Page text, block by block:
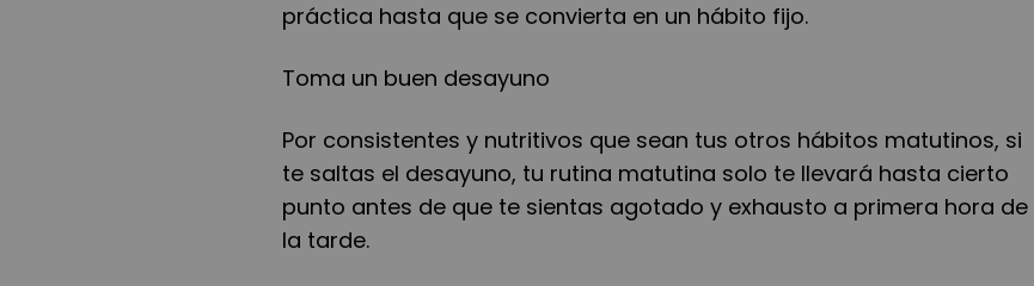
práctica hasta que se convierta en un hábito fijo.
Toma un buen desayuno
Por consistentes y nutritivos que sean tus otros hábitos matutinos, si
te saltas el desayuno, tu rutina matutina solo te llevará hasta cierto
punto antes de que te sientas agotado y exhausto a primera hora de
la tarde.